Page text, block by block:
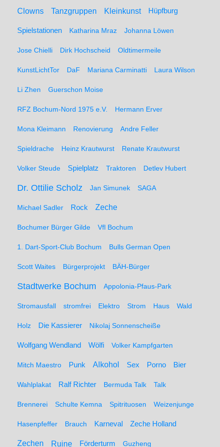
Clowns Tanzgruppen Kleinkunst Hüpfburg
Spielstationen Katharina Mraz Johanna Löwen
Jose Chielli Dirk Hochscheid Oldtimermeile
KunstLichtTor DaF Mariana Carminatti Laura Wilson
Li Zhen Guerschon Moise
RFZ Bochum-Nord 1975 e.V. Hermann Erver
Mona Kleimann Renovierung Andre Feller
Spieldrache Heinz Krautwurst Renate Krautwurst
Volker Steude Spielplatz Traktoren Detlev Hubert
Dr. Ottilie Scholz Jan Simunek SAGA
Michael Sadler Rock Zeche
Bochumer Bürger Gilde Vfl Bochum
1. Dart-Sport-Club Bochum Bulls German Open
Scott Waites Bürgerprojekt BÄH-Bürger
Stadtwerke Bochum Appolonia-Pfaus-Park
Stromausfall stromfrei Elektro Strom Haus Wald
Holz Die Kassierer Nikolaj Sonnenscheiße
Wolfgang Wendland Wölfi Volker Kampfgarten
Mitch Maestro Punk Alkohol Sex Porno Bier
Wahlplakat Ralf Richter Bermuda Talk Talk
Brennerei Schulte Kemna Spitrituosen Weizenjunge
Hasenpfeffer Brauch Karneval Zeche Holland
Zechen Ruine Förderturm Guzheng